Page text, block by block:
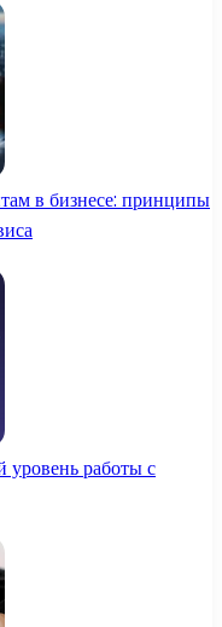
в бизнесе: принципы
работы с